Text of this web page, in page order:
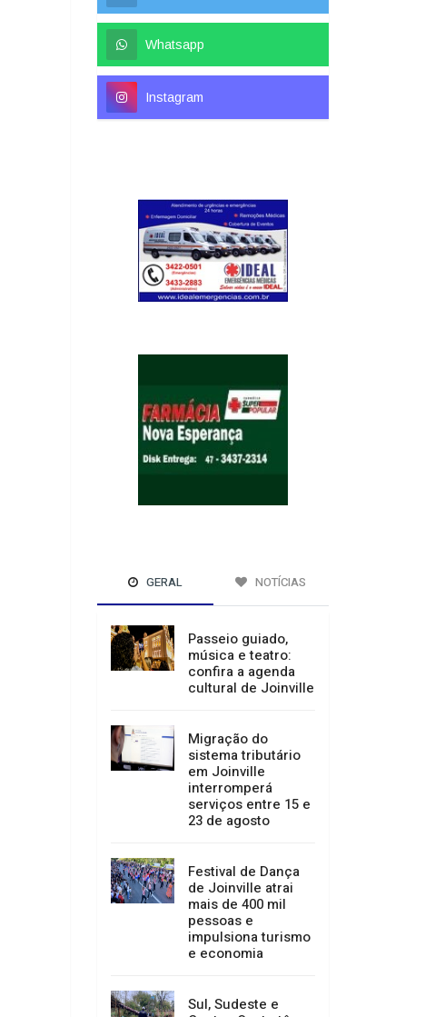
Whatsapp
Instagram
GERAL NOTÍCIAS
Passeio guiado,
cultural de Joinville
Migração do
sistema tributário
em Joinville
23 de agosto
Festival de Dança
de Joinville atrai
mais de 400 mil
e economia